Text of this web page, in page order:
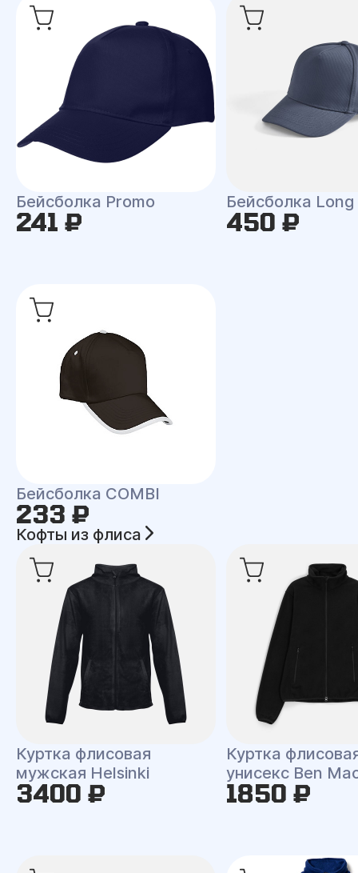
Бейсболка Promo
241 ₽
Бейсболка
450 ₽
Бейсболка COMBI
233 ₽
Кофты из флиса
Куртка флисовая
мужская Helsinki
3400 ₽
Куртка
унисекс Ben
1850 ₽